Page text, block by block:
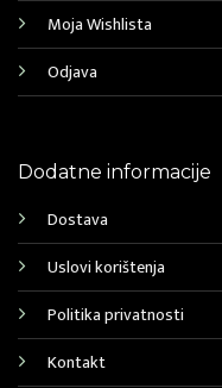
Moja Wishlista
Odjava
Dodatne informacije
Dostava
Uslovi korištenja
Politika privatnosti
Kontakt